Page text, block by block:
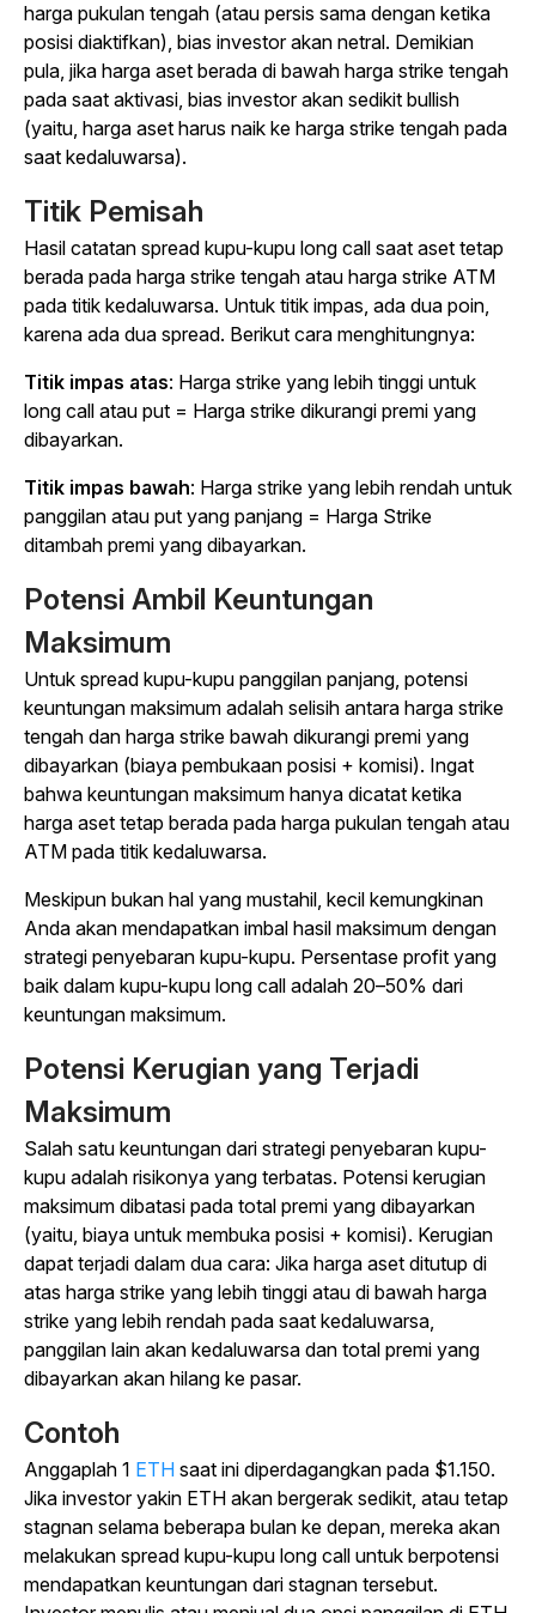
harga pukulan tengah (atau persis sama dengan ketika
posisi diaktifkan), bias investor akan netral. Demikian
pula, jika harga aset berada di bawah harga strike tengah
pada saat aktivasi, bias investor akan sedikit bullish
(yaitu, harga aset harus naik ke harga strike tengah pada
saat kedaluwarsa).
Titik Pemisah
Hasil catatan spread kupu-kupu long call saat aset tetap
berada pada harga strike tengah atau harga strike ATM
pada titik kedaluwarsa. Untuk titik impas, ada dua poin,
karena ada dua spread. Berikut cara menghitungnya:
Titik impas atas: Harga strike yang lebih tinggi untuk
long call atau put = Harga strike dikurangi premi yang
dibayarkan.
Titik impas bawah: Harga strike yang lebih rendah untuk
panggilan atau put yang panjang = Harga Strike
ditambah premi yang dibayarkan.
Potensi Ambil Keuntungan
Maksimum
Untuk spread kupu-kupu panggilan panjang, potensi
keuntungan maksimum adalah selisih antara harga strike
tengah dan harga strike bawah dikurangi premi yang
dibayarkan (biaya pembukaan posisi + komisi). Ingat
bahwa keuntungan maksimum hanya dicatat ketika
harga aset tetap berada pada harga pukulan tengah atau
ATM pada titik kedaluwarsa.
Meskipun bukan hal yang mustahil, kecil kemungkinan
Anda akan mendapatkan imbal hasil maksimum dengan
strategi penyebaran kupu-kupu. Persentase profit yang
baik dalam kupu-kupu long call adalah 20–50% dari
keuntungan maksimum.
Potensi Kerugian yang Terjadi
Maksimum
Salah satu keuntungan dari strategi penyebaran kupu-
kupu adalah risikonya yang terbatas. Potensi kerugian
maksimum dibatasi pada total premi yang dibayarkan
(yaitu, biaya untuk membuka posisi + komisi). Kerugian
dapat terjadi dalam dua cara: Jika harga aset ditutup di
atas harga strike yang lebih tinggi atau di bawah harga
strike yang lebih rendah pada saat kedaluwarsa,
panggilan lain akan kedaluwarsa dan total premi yang
dibayarkan akan hilang ke pasar.
Contoh
Anggaplah 1 ETH saat ini diperdagangkan pada $1.150.
Jika investor yakin ETH akan bergerak sedikit, atau tetap
stagnan selama beberapa bulan ke depan, mereka akan
melakukan spread kupu-kupu long call untuk berpotensi
mendapatkan keuntungan dari stagnan tersebut.